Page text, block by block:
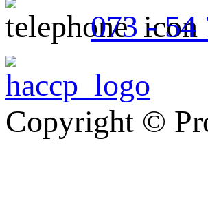
073 - 54
Copyright ©